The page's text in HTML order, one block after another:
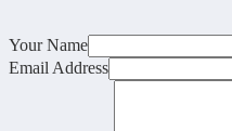
Your Name
Email Address